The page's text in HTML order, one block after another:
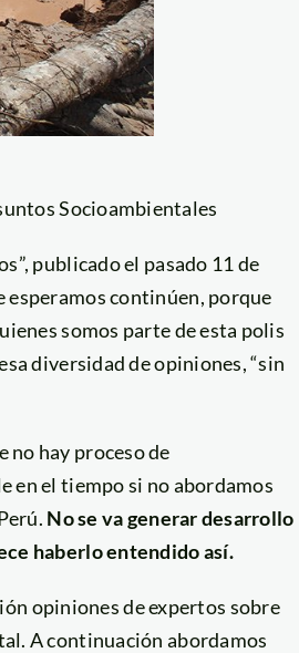
Socioambientales
publicado el pasado 11 de
esperamos continúen, porque
somos parte de esta polis
diversidad de opiniones, “sin
no hay proceso de
en el tiempo si no abordamos
No se va generar desarrollo
haberlo entendido así.
opiniones de expertos sobre
A continuación abordamos